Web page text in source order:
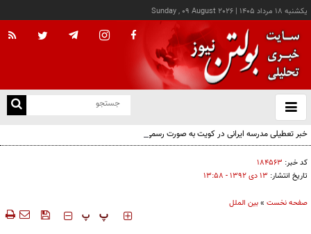
يکشنبه ۱۸ مرداد ۱۴۰۵ |
Sunday , 09 August 2026
باز
و
خبر تعطیلی مدرسه ایرانی در کویت به صورت رسمی اعلام نشده
کد خبر: ۱۸۴۵۶۳
تاریخ انتشار: ۱۳ دی ۱۳۹۲ - ۱۳:۵۸
صفحه نخست »بین الملل
‍‍‍ پ پ